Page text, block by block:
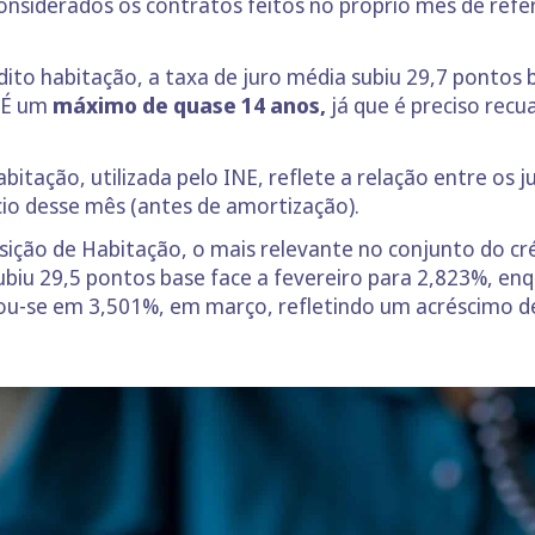
habitação, a taxa de juro média subiu 29,7 pontos
um máximo de quase 14 anos, já que é preciso
utilizada pelo INE, reflete a relação entre os
desse mês (antes de amortização).
de Habitação, o mais relevante no conjunto do
29,5 pontos base face a fevereiro para 2,823%,
se em 3,501%, em março, refletindo um acréscimo